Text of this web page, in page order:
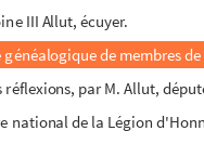
III Allut, écuyer.
généalogique de membres
réflexions, par M. Allut,
national de la Légion